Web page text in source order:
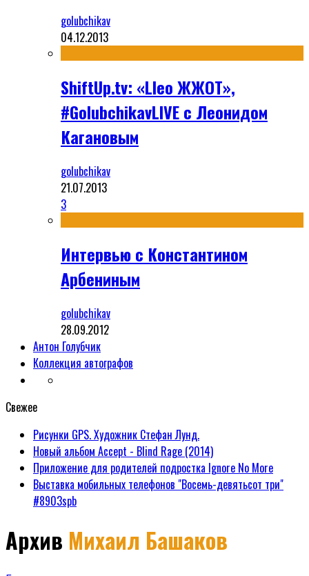
golubchikav
04.12.2013
ShiftUp.tv: «Lleo ЖЖОТ»,
#GolubchikavLIVE с Леонидом
Кагановым
golubchikav
21.07.2013
3
Интервью с Константином
Арбениным
golubchikav
28.09.2012
Антон Голубчик
Коллекция автографов
Свежее
Рисунки GPS. Художник Стефан Лунд.
Новый альбом Accept - Blind Rage (2014)
Приложение для родителей подростка Ignore No More
Выставка мобильных телефонов "Восемь-девятьсот три"
#8903spb
Архив Михаил Башаков